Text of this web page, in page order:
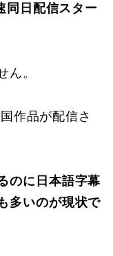
同日配信スター
ん。
作品が配信さ
のに日本語字幕
多いのが現状で